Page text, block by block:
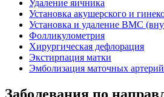
Удаление яичника
Установка акушерского и
Установка и удаление ВМС
Фолликулометрия
Хирургическая дефлорация
Экстирпация матки
Эмболизация маточных артерий
Заболевания по